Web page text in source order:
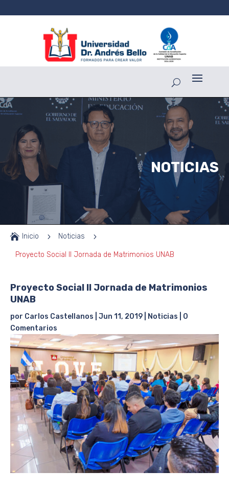
NOTICIAS
 Inicio 5 Noticias 5
Proyecto Social II Jornada de Matrimonios UNAB
Proyecto Social II Jornada de Matrimonios
UNAB
por Carlos Castellanos Jun 11, 2019 Noticias
0
Comentarios